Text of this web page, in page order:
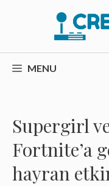
MENU
Supergirl
Fortnite’a
hayran